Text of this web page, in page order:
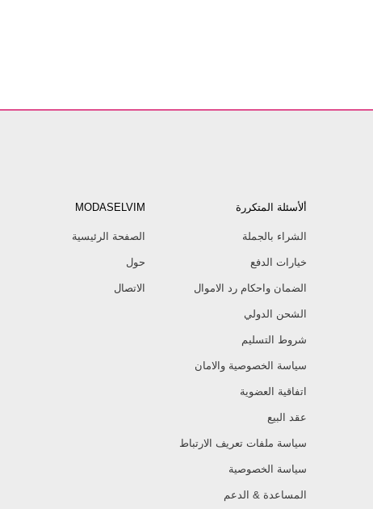
ألأسئلة المتكررة
الشراء بالجملة
خيارات الدفع
الضمان واحكام رد الاموال
الشحن الدولي
شروط التسليم
سياسة الخصوصية والامان
اتفاقية العضوية
عقد البيع
سياسة ملفات تعريف الارتباط
سياسة الخصوصية
المساعدة & الدعم
MODASELVIM
الصفحة الرئيسية
حول
الاتصال